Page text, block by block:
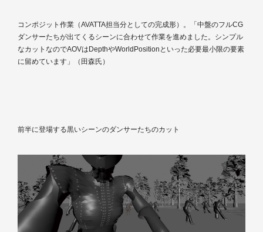
コンポジット作業（AVATTA担当分としての完成形）。「中盤のフルCG
ダンサーたちが出てくるシーンに合わせて作業を進めました。シンプル
なカットなのでAOVはDepthやWorldPositionといった必要最小限の要素
に留めています」（田森氏）
前半に登場する黒いシーンのダンサーたちのカット